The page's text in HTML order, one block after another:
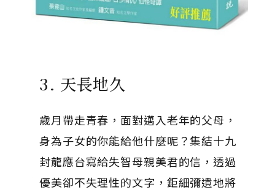
3. 天長地久
歲月帶走青春，面對邁入老年的父母，
身為子女的你能給他什麼呢？集結十九
封龍應台寫給失智母親美君的信，透過
優美卻不失理性的文字，鉅細彌遺地將